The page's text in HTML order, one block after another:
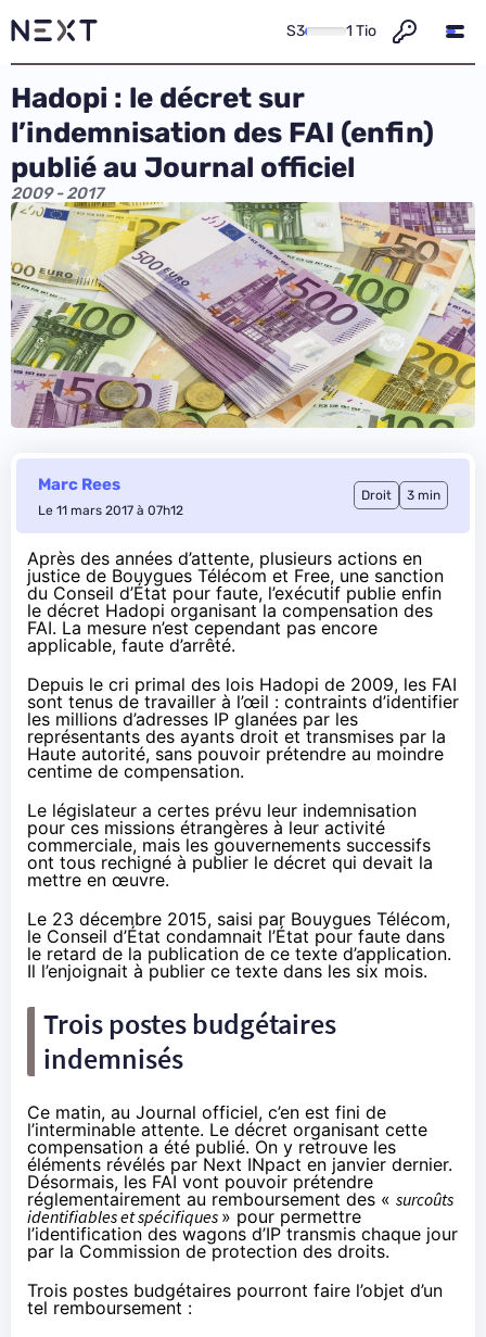
S3 1 Tio
Hadopi : le décret sur
l’indemnisation des FAI (enfin)
publié au Journal officiel
2009 - 2017
Marc Rees
Le 11 mars 2017 à 07h12
Droit 3 min
Après des années d’attente, plusieurs actions en
justice de Bouygues Télécom et Free, une sanction
du Conseil d’État pour faute, l’exécutif publie enfin
le décret Hadopi organisant la compensation des
FAI. La mesure n’est cependant pas encore
applicable, faute d’arrêté.
Depuis le cri primal des lois Hadopi de 2009, les FAI
sont tenus de travailler à l’œil : contraints d’identifier
les millions d’adresses IP glanées par les
représentants des ayants droit et transmises par la
Haute autorité, sans pouvoir prétendre au moindre
centime de compensation.
Le législateur a certes prévu leur indemnisation
pour ces missions étrangères à leur activité
commerciale, mais les gouvernements successifs
ont tous rechigné à publier le décret qui devait la
mettre en œuvre.
Le 23 décembre 2015, saisi par Bouygues Télécom,
le Conseil d’État condamnait l’État pour faute dans
le retard de la publication de ce texte d’application.
Il l’enjoignait à publier ce texte dans les six mois.
Trois postes budgétaires
indemnisés
Ce matin, au Journal officiel, c’en est fini de
l’interminable attente. Le décret organisant cette
compensation a été publié. On y retrouve les
éléments révélés par Next INpact en janvier dernier.
Désormais, les FAI vont pouvoir prétendre
réglementairement au remboursement des « surcoûts
identifiables et spécifiques » pour permettre
l’identification des wagons d’IP transmis chaque jour
par la Commission de protection des droits.
Trois postes budgétaires pourront faire l’objet d’un
tel remboursement :